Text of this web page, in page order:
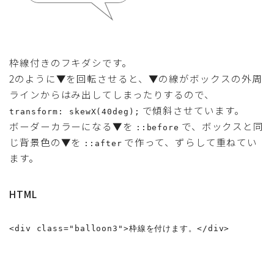
枠線付きのフキダシです。
2のように▼を回転させると、▼の線がボックスの外周
ラインからはみ出してしまったりするので、
transform: skewX(40deg); で傾斜させています。
ボーダーカラーになる▼を
::before で、ボックスと同
じ背景色の▼を
::after で作って、ずらして重ねてい
ます。
HTML
<div class="balloon3">枠線を付けます。</div>